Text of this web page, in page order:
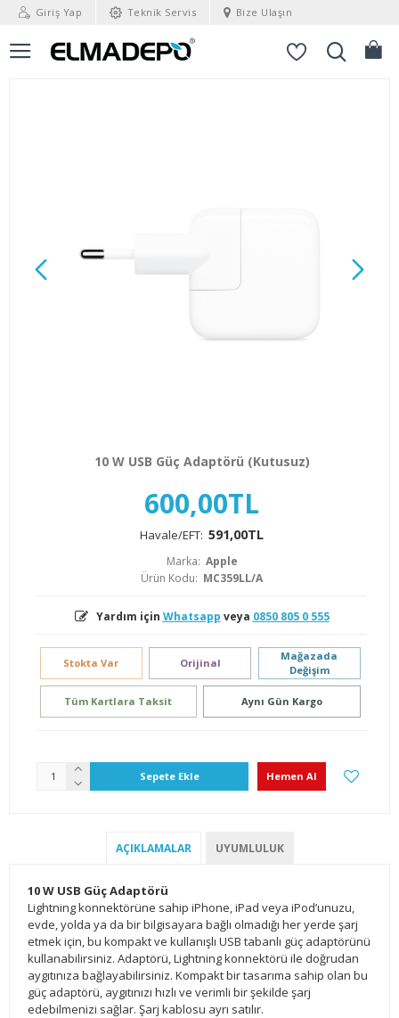
Giriş Yap Teknik Servis Bize Ulaşın
10 W USB Güç Adaptörü (Kutusuz)
600,00TL
Havale/EFT: 591,00TL
Marka: Apple
Ürün Kodu: MC359LL/A
Yardım için Whatsapp veya 0850 805 0 555
Stokta Var Orijinal
Mağazada
Değişim
Tüm Kartlara Taksit Aynı Gün Kargo
Sepete Ekle Hemen Al
AÇIKLAMALAR UYUMLULUK
10 W USB Güç Adaptörü
Lightning konnektörüne sahip iPhone, iPad veya iPod’unuzu,
evde, yolda ya da bir bilgisayara bağlı olmadığı her yerde şarj
etmek için, bu kompakt ve kullanışlı USB tabanlı güç adaptörünü
kullanabilirsiniz. Adaptörü, Lightning konnektörü ile doğrudan
aygıtınıza bağlayabilirsiniz. Kompakt bir tasarıma sahip olan bu
güç adaptörü, aygıtınızı hızlı ve verimli bir şekilde şarj
edebilmenizi sağlar. Şarj kablosu ayrı satılır.